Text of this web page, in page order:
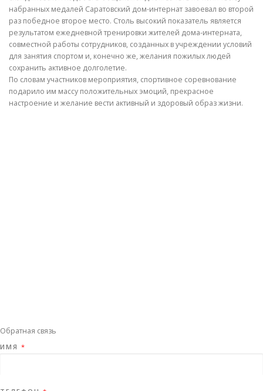
набранных медалей Саратовский дом-интернат завоевал во второй
раз победное второе место. Столь высокий показатель является
результатом ежедневной тренировки жителей дома-интерната,
совместной работы сотрудников, созданных в учреждении условий
для занятия спортом и, конечно же, желания пожилых людей
сохранить активное долголетие.
По словам участников мероприятия, спортивное соревнование
подарило им массу положительных эмоций, прекрасное
настроение и желание вести активный и здоровый образ жизни.
Обратная связь
ИМЯ *